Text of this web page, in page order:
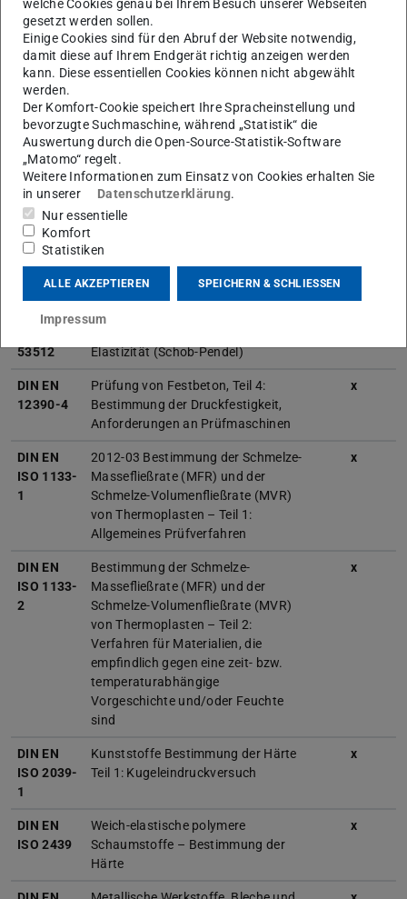
DIN
51302-2
Dehnzylinder-Prüfverfahren für
Druckprüfmaschinen für Beton
DIN
51308
Prüfung von Vorrichtungen zur
Bauwesen -Spannvorrichtungen,
Hydraulikzylinder, Dynamometer für
Spannzwecke
x
DIN
51309
Kalibrierung von
Drehmomentmessgeräten für
53435
Schlagbiegeversuch an Dynstat-
Probekörpern
53512
Elastizität (Schob-Pendel)
DIN EN
12390-4
Prüfung von Festbeton, Teil 4:
Bestimmung der Druckfestigkeit,
Anforderungen an Prüfmaschinen
x
DIN EN
ISO 1133-
1
2012-03 Bestimmung der Schmelze-
Massefließrate (MFR) und der
Schmelze-Volumenfließrate (MVR)
von Thermoplasten – Teil 1:
Allgemeines Prüfverfahren
x
DIN EN
ISO 1133-
2
Bestimmung der Schmelze-
Massefließrate (MFR) und der
Schmelze-Volumenfließrate (MVR)
von Thermoplasten – Teil 2:
Verfahren für Materialien, die
empfindlich gegen eine zeit- bzw.
temperaturabhängige
Vorgeschichte und/oder Feuchte
sind
x
DIN EN
ISO 2039-
1
Kunststoffe Bestimmung der Härte
Teil 1: Kugeleindruckversuch
x
DIN EN
ISO 2439
Weich-elastische polymere
Schaumstoffe – Bestimmung der
Härte
x
welche Cookies genau bei Ihrem Besuch unserer Webseiten
gesetzt werden sollen.
Einige Cookies sind für den Abruf der Website notwendig,
damit diese auf Ihrem Endgerät richtig anzeigen werden
kann. Diese essentiellen Cookies können nicht abgewählt
werden.
Der Komfort-Cookie speichert Ihre Spracheinstellung und
bevorzugte Suchmaschine, während „Statistik“ die
Auswertung durch die Open-Source-Statistik-Software
„Matomo“ regelt.
Weitere Informationen zum Einsatz von Cookies erhalten Sie
in unserer
Datenschutzerklärung.
Nur essentielle
Komfort
Statistiken
ALLE AKZEPTIEREN SPEICHERN & SCHLIESSEN
Impressum